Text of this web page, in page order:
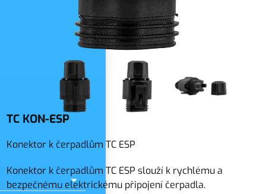
TC KON-ESP
Konektor k čerpadlům TC ESP
Konektor k čerpadlům TC ESP slouží k rychlému a
bezpečnému elektrickému připojení čerpadla.